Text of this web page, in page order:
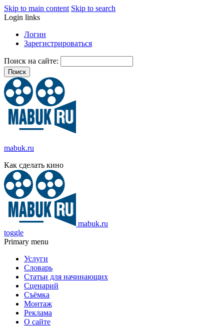
Skip to main content Skip to search
Login links
Логин
Зарегистрироваться
Поиск на сайте:
mabuk.ru
Как сделать кино
mabuk.ru
toggle
Primary menu
Услуги
Словарь
Статьи для начинающих
Сценарий
Съёмка
Монтаж
Реклама
О сайте